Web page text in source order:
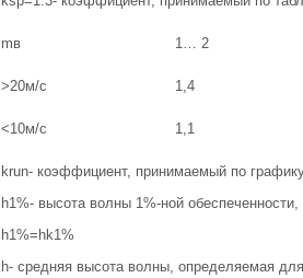
mв 1… 2
>20м/с 1,4
<10м/с 1,1
krun- коэффициент, принимаемый по
h1%- высота волны 1%-ной
h1%=hk1%
h- средняя высота волны, определяемая